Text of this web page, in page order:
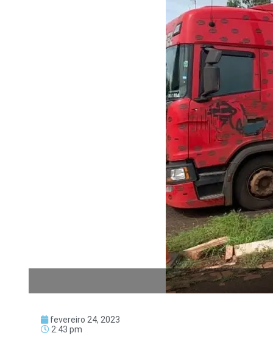
fevereiro 24, 2023
2:43 pm